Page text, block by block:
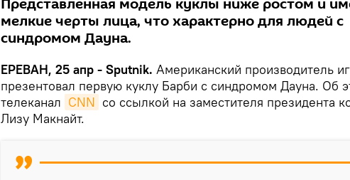
Представленная модель куклы ниже ростом и
мелкие черты лица, что характерно для людей с
синдромом Дауна.
ЕРЕВАН, 25 апр - Sputnik. Американский производитель
презентовал первую куклу Барби с синдромом Дауна. Об
телеканал CNN со ссылкой на заместителя президента
Лизу Макнайт.